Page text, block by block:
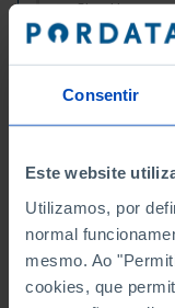
Consentir
Este website
Utilizamos, por
normal
mesmo. Ao
cookies, que
Slovakia
Slovenia
Spain
Estonia
Finland
Hungary
Latvia